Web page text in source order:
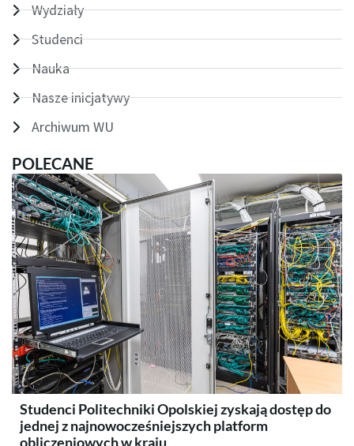
Wydziały
Studenci
Nauka
Nasze inicjatywy
Archiwum WU
POLECANE
Studenci Politechniki Opolskiej zyskają dostęp do
jednej z najnowocześniejszych platform
obliczeniowych w kraju